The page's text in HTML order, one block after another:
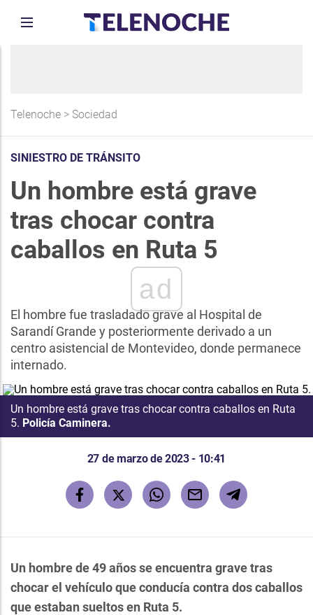
Telenoche > Sociedad
SINIESTRO DE TRÁNSITO
Un hombre está grave
tras chocar contra
caballos en Ruta 5
ad
El hombre fue trasladado grave al Hospital de
Sarandí Grande y posteriormente derivado a un
centro asistencial de Montevideo, donde permanece
internado.
Un hombre está grave tras chocar contra caballos en Ruta
5. Policía Caminera.
27 de marzo de 2023 - 10:41
Un hombre de 49 años se encuentra grave tras
chocar el vehículo que conducía contra dos caballos
que estaban sueltos en Ruta 5.